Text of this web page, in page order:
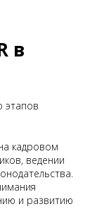
в
этапов
кадровом
ведении
и развитию